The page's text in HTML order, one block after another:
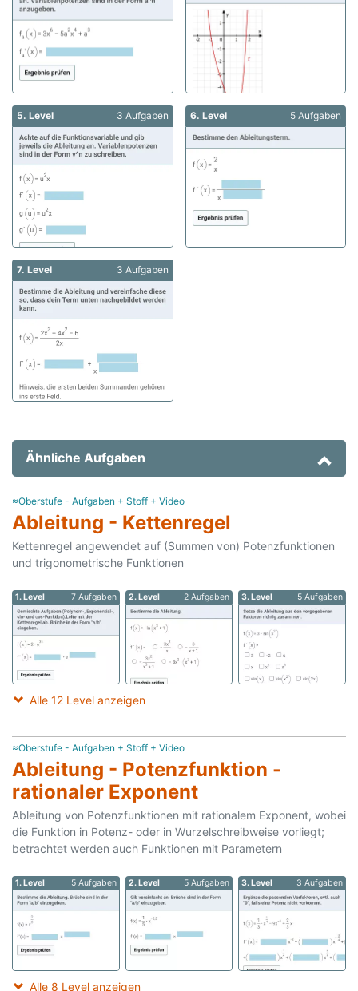
5. Level 3 Aufgaben 6. Level 5 Aufgaben
7. Level 3 Aufgaben
Ähnliche Aufgaben
≈Oberstufe - Aufgaben + Stoff + Video
Ableitung - Kettenregel
Kettenregel angewendet auf (Summen von) Potenzfunktionen
und trigonometrische Funktionen
1. Level 7 Aufgaben 2. Level 2 Aufgaben 3. Level 5 Aufgaben
Alle 12 Level anzeigen
≈Oberstufe - Aufgaben + Stoff + Video
Ableitung - Potenzfunktion -
rationaler Exponent
Ableitung von Potenzfunktionen mit rationalem Exponent, wobei
die Funktion in Potenz- oder in Wurzelschreibweise vorliegt;
betrachtet werden auch Funktionen mit Parametern
1. Level 5 Aufgaben 2. Level 5 Aufgaben 3. Level 3 Aufgaben
Alle 8 Level anzeigen